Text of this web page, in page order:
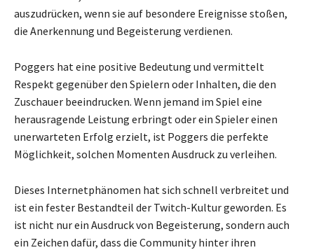
auszudrücken, wenn sie auf besondere Ereignisse stoßen,
die Anerkennung und Begeisterung verdienen.
Poggers hat eine positive Bedeutung und vermittelt
Respekt gegenüber den Spielern oder Inhalten, die den
Zuschauer beeindrucken. Wenn jemand im Spiel eine
herausragende Leistung erbringt oder ein Spieler einen
unerwarteten Erfolg erzielt, ist Poggers die perfekte
Möglichkeit, solchen Momenten Ausdruck zu verleihen.
Dieses Internetphänomen hat sich schnell verbreitet und
ist ein fester Bestandteil der Twitch-Kultur geworden. Es
ist nicht nur ein Ausdruck von Begeisterung, sondern auch
ein Zeichen dafür, dass die Community hinter ihren